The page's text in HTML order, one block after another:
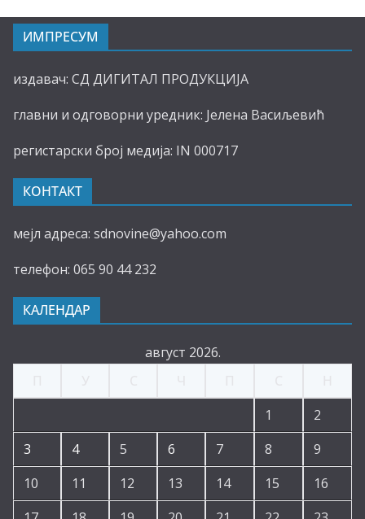
ИМПРЕСУМ
издавач: СД ДИГИТАЛ ПРОДУКЦИЈА
главни и одговорни уредник: Јелена Васиљевић
регистарски број медија: IN 000717
КОНТАКТ
мејл адреса: sdnovine@yahoo.com
телефон: 065 90 44 232
КАЛЕНДАР
август 2026.
1
2
3
4 5 6 7 8
9
10
11 12 13 14 15
16